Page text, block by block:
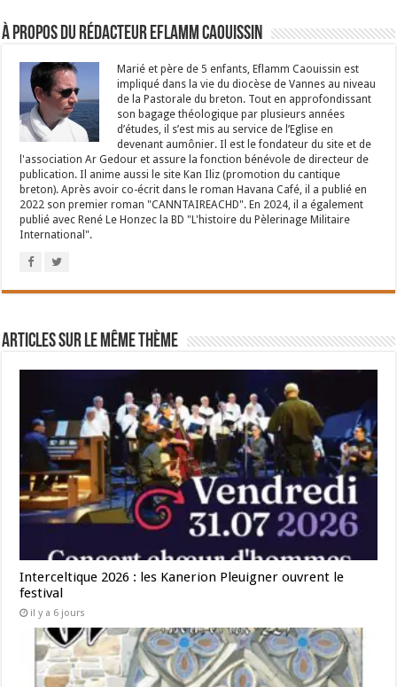
À propos du rédacteur Eflamm Caouissin
Marié et père de 5 enfants, Eflamm Caouissin est
impliqué dans la vie du diocèse de Vannes au niveau
de la Pastorale du breton. Tout en approfondissant
son bagage théologique par plusieurs années
d’études, il s’est mis au service de l’Eglise en
devenant aumônier. Il est le fondateur du site et de
l'association Ar Gedour et assure la fonction bénévole de directeur de
publication. Il anime aussi le site Kan Iliz (promotion du cantique
breton). Après avoir co-écrit dans le roman Havana Café, il a publié en
2022 son premier roman "CANNTAIREACHD". En 2024, il a également
publié avec René Le Honzec la BD "L'histoire du Pèlerinage Militaire
International".
Articles sur le même thème
Interceltique 2026 : les Kanerion Pleuigner ouvrent le
festival
il y a 6 jours